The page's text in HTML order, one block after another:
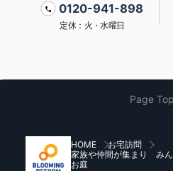
0120-941-898
定休：火・水曜日
HOME
お宅訪問
家族や仲間が集まり み
お庭
Page Top